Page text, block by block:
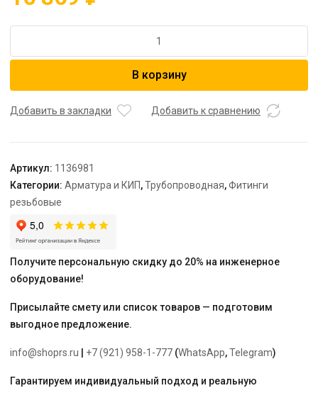
USYSTEMS
DN25
В корзину
Добавить в закладки Добавить к сравнению
Артикул: 1136981
Категории: Арматура и КИП,Трубопроводная,Фитинги
резьбовые
Получите персональную скидку до 20% на инженерное
оборудование!
Присылайте смету или список товаров — подготовим
выгодное предложение.
info@shoprs.ru +7 (921) 958-1-777 (WhatsApp,Telegram)
Гарантируем индивидуальный подход и реальную